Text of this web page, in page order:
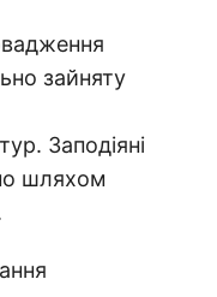
зайняту
Заподіяні
шляхом